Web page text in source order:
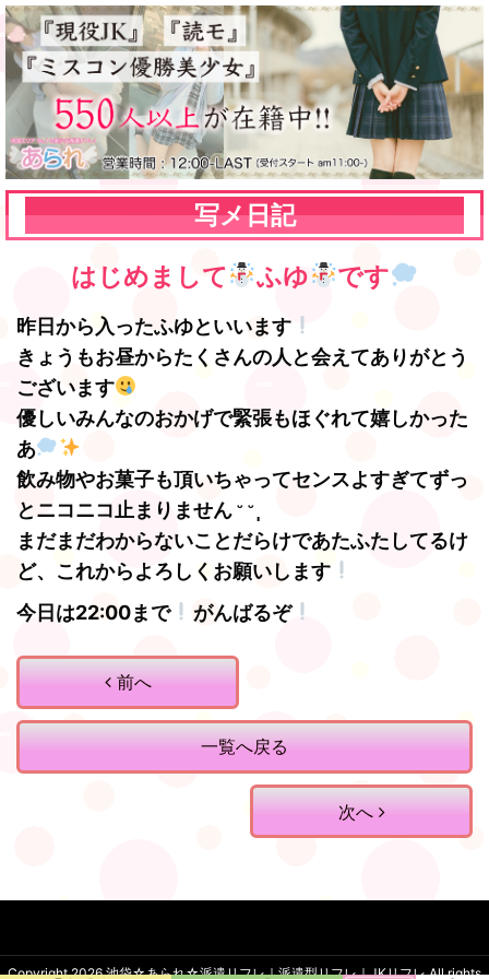
写メ日記
はじめまして
ふゆ です
昨日から入ったふゆといいます
きょうもお昼からたくさんの人と会えてありがとう
ございます
優しいみんなのおかげで緊張もほぐれて嬉しかった
あ
飲み物やお菓子も頂いちゃってセンスよすぎてずっ
とニコニコ止まりません ᵕ ᵕ̩̩
まだまだわからないことだらけであたふたしてるけ
ど、これからよろしくお願いします
今日は22:00まで
がんばるぞ
前へ
一覧へ戻る
次へ
Copyright 2026池袋☆あられ☆派遣リフレ｜派遣型リフレ｜JKリフレ.All rights